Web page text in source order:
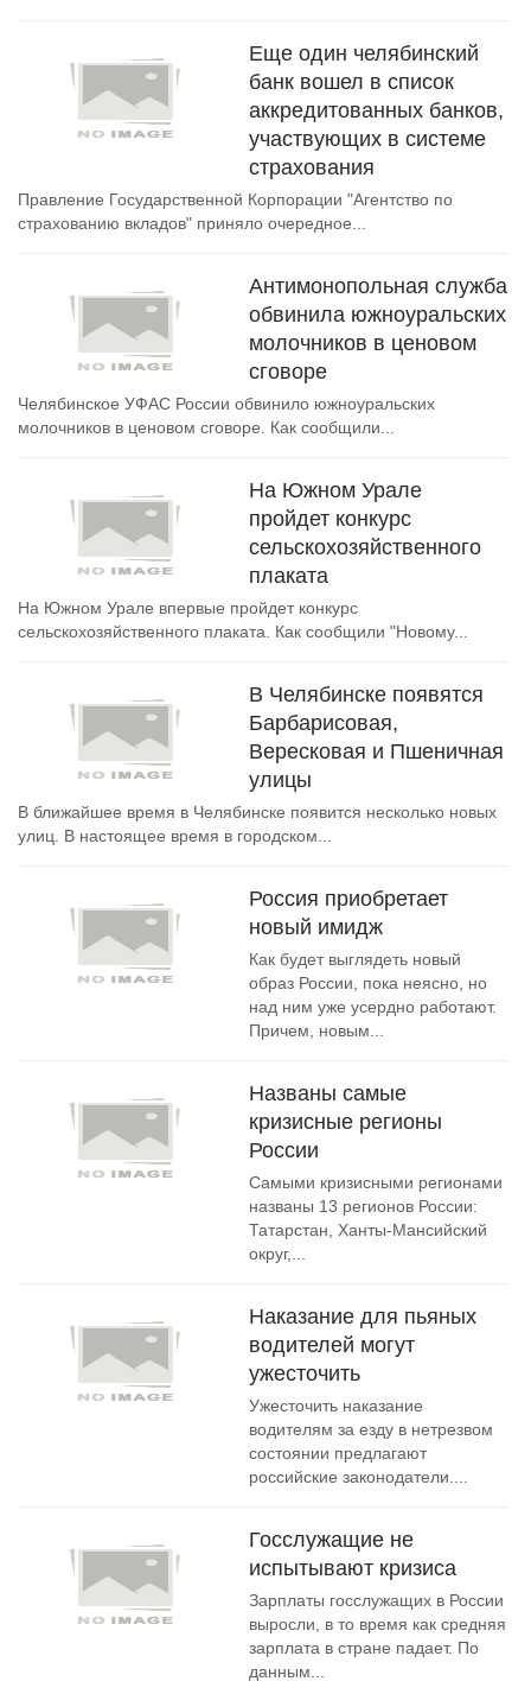
Еще один челябинский
банк вошел в список
аккредитованных банков,
участвующих в системе
страхования
Правление Государственной Корпорации "Агентство по
страхованию вкладов" приняло очередное...
Антимонопольная служба
обвинила южноуральских
молочников в ценовом
сговоре
Челябинское УФАС России обвинило южноуральских
молочников в ценовом сговоре. Как сообщили...
На Южном Урале
пройдет конкурс
сельскохозяйственного
плаката
На Южном Урале впервые пройдет конкурс
сельскохозяйственного плаката. Как сообщили "Новому...
В Челябинске появятся
Барбарисовая,
Вересковая и Пшеничная
улицы
В ближайшее время в Челябинске появится несколько новых
улиц. В настоящее время в городском...
Россия приобретает
новый имидж
Как будет выглядеть новый
образ России, пока неясно, но
над ним уже усердно работают.
Причем, новым...
Названы самые
кризисные регионы
России
Самыми кризисными регионами
названы 13 регионов России:
Татарстан, Ханты-Мансийский
округ,...
Наказание для пьяных
водителей могут
ужесточить
Ужесточить наказание
водителям за езду в нетрезвом
состоянии предлагают
российские законодатели....
Госслужащие не
испытывают кризиса
Зарплаты госслужащих в России
выросли, в то время как средняя
зарплата в стране падает. По
данным...